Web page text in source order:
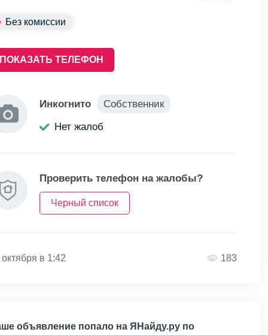
Без комиссии
ПОКАЗАТЬ ТЕЛЕФОН
Инкогнито
Собственник
Нет жалоб
Проверить телефон на жалобы?
Черный список
октября в 1:42 183
объявление попало на ЯНайду.ру по